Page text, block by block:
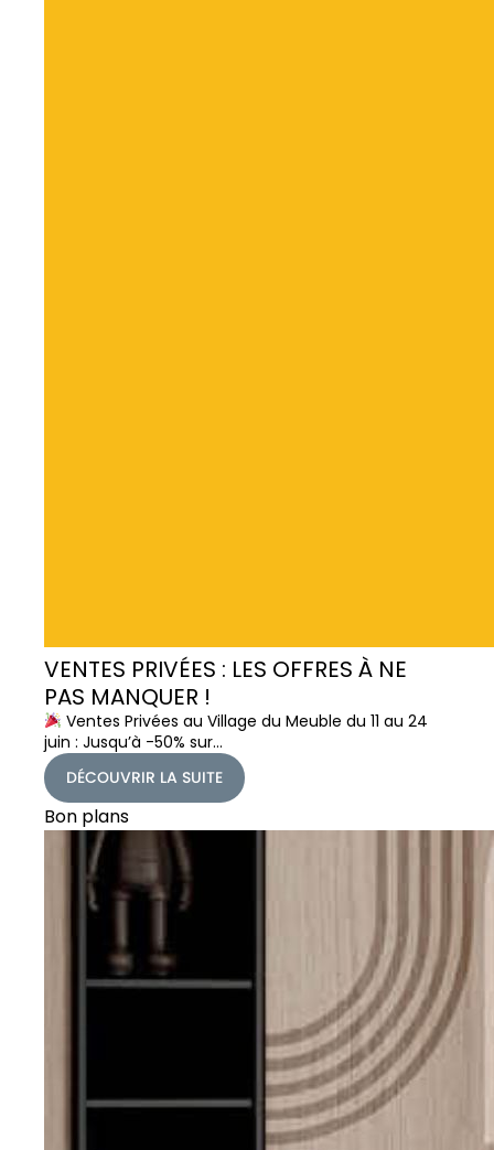
VENTES PRIVÉES : LES OFFRES À NE
PAS MANQUER !
Ventes Privées au Village du Meuble du 11 au 24
juin : Jusqu’à -50% sur…
DÉCOUVRIR LA SUITE
Bon plans